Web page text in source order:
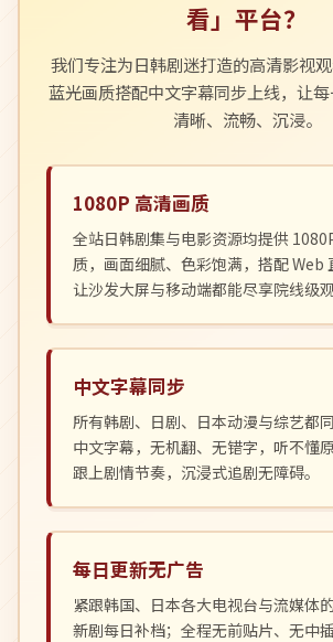
看」平台？
我们专注为日韩剧迷打造的高清影视
蓝光画质搭配中文字幕同步上线，让
清晰、流畅、沉浸。
1080P 高清画质
全站日韩剧集与电影资源均提供
质，画面细腻、色彩饱满，搭配 Web
让沙发大屏与移动端都能尽享院线级观
中文字幕同步
所有韩剧、日剧、日本动漫与综艺都
中文字幕，无机翻、无错字，听不懂
跟上剧情节奏，沉浸式追剧无障碍。
每日更新无广告
紧跟韩国、日本各大电视台与流媒体
新剧每日补档；全程无前贴片、无中